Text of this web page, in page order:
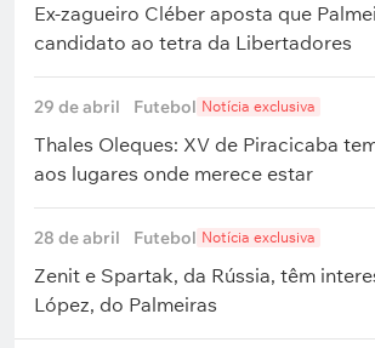
Ex-zagueiro Cléber aposta que
candidato ao tetra da Libertadores
29 de abril Futebol Notícia exclusiva
Thales Oleques: XV de Piracicaba
aos lugares onde merece estar
28 de abril Futebol Notícia exclusiva
Zenit e Spartak, da Rússia, têm
López, do Palmeiras